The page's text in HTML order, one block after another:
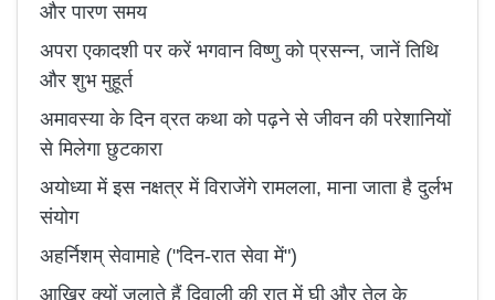
और पारण समय
अपरा एकादशी पर करें भगवान विष्णु को प्रसन्न, जानें तिथि
और शुभ मुहूर्त
अमावस्या के दिन व्रत कथा को पढ़ने से जीवन की परेशानियों
से मिलेगा छुटकारा
अयोध्या में इस नक्षत्र में विराजेंगे रामलला, माना जाता है दुर्लभ
संयोग
अहर्निशम् सेवामाहे ("दिन-रात सेवा में")
आखिर क्यों जलाते हैं दिवाली की रात में घी और तेल के